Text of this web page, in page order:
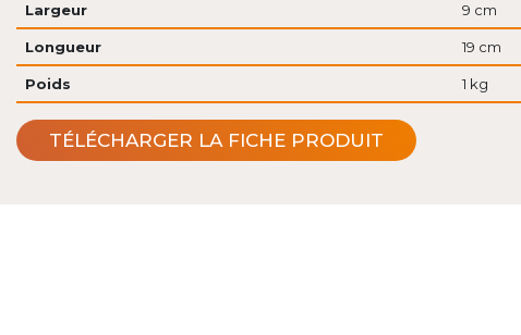
Largeur 9 cm
Longueur 19 cm
Poids 1 kg
TÉLÉCHARGER LA FICHE PRODUIT